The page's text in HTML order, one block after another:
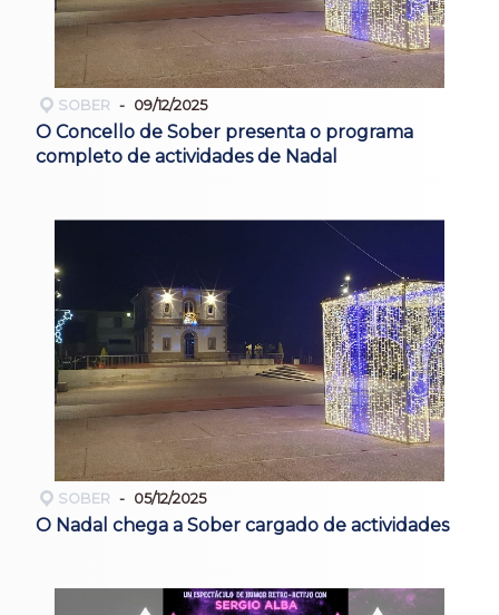
SOBER 09/12/2025
O Concello de Sober presenta o programa
completo de actividades de Nadal
SOBER 05/12/2025
O Nadal chega a Sober cargado de actividades